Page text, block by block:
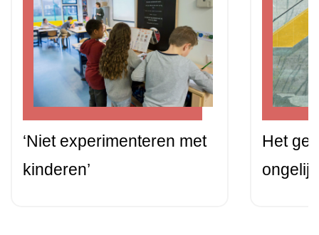
‘Niet experimenteren met
kinderen’
Het